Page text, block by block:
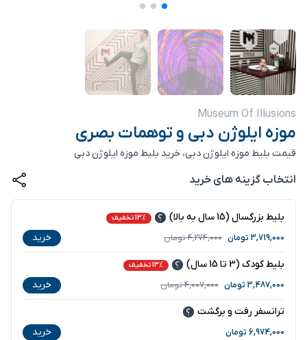
Museum Of Illusions
موزه ایلوژن دبی و توهمات بصری
قیمت بلیط موزه ایلوژن دبی، خرید بلیط موزه ایلوژن دبی
انتخاب گزینه های خرید
بلیط بزرگسال (15 سال به بالا) 13% تخفیف
3,719,000 تومان 4,274,000تومان خرید
بلیط کودک (3 تا 15 سال) 13% تخفیف
3,487,000 تومان 4,007,000تومان خرید
ترانسفر رفت و برگشت
6,974,000 تومان خرید